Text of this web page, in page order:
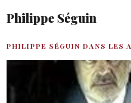
Philippe Séguin
PHILIPPE SÉGUIN DANS LES